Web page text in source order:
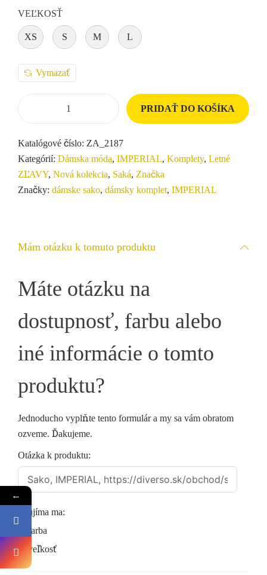
VEĽKOSŤ
XS S M L
Vymazať
PRIDAŤ DO KOŠÍKA
Katalógové číslo: ZA_2187
Kategórií: Dámska móda, IMPERIAL, Komplety, Letné
ZĽAVY, Nová kolekcia, Saká, Značka
Značky: dámske sako, dámsky komplet, IMPERIAL
Mám otázku k tomuto produktu
Máte otázku na
dostupnosť, farbu alebo
iné informácie o tomto
produktu?
Jednoducho vyplňte tento formulár a my sa vám obratom
ozveme. Ďakujeme.
Otázka k produktu:
Zaujíma ma:
farba
veľkosť
dostupnosť
←